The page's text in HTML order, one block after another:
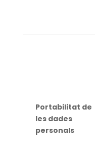
Portabilitat de
les dades
personals